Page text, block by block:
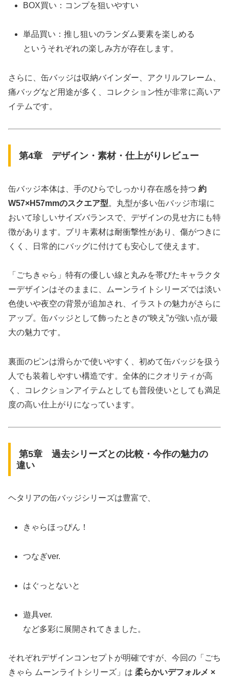
BOX買い：コンプを狙いやすい
単品買い：推し狙いのランダム要素を楽しめる
というそれぞれの楽しみ方が存在します。
さらに、缶バッジは収納バインダー、アクリルフレーム、
痛バッグなど用途が多く、コレクション性が非常に高いア
イテムです。
第4章 デザイン・素材・仕上がりレビュー
缶バッジ本体は、手のひらでしっかり存在感を持つ 約
W57×H57mmのスクエア型。丸型が多い缶バッジ市場に
おいて珍しいサイズバランスで、デザインの見せ方にも特
徴があります。ブリキ素材は耐衝撃性があり、傷がつきに
くく、日常的にバッグに付けても安心して使えます。
「ごちきゃら」特有の優しい線と丸みを帯びたキャラクタ
ーデザインはそのままに、ムーンライトシリーズでは淡い
色使いや夜空の背景が追加され、イラストの魅力がさらに
アップ。缶バッジとして飾ったときの“映え”が強い点が最
大の魅力です。
裏面のピンは滑らかで使いやすく、初めて缶バッジを扱う
人でも装着しやすい構造です。全体的にクオリティが高
く、コレクションアイテムとしても普段使いとしても満足
度の高い仕上がりになっています。
第5章 過去シリーズとの比較・今作の魅力の
違い
ヘタリアの缶バッジシリーズは豊富で、
きゃらほっぴん！
つなぎver.
はぐっとないと
遊具ver.
など多彩に展開されてきました。
それぞれデザインコンセプトが明確ですが、今回の「ごち
きゃら ムーンライトシリーズ」は 柔らかいデフォルメ ×